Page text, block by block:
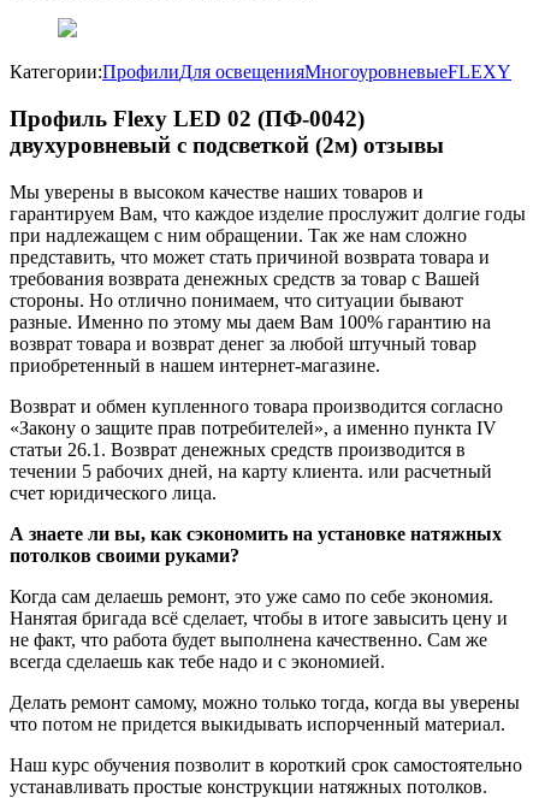
Категории:ПрофилиДля освещенияМногоуровневыеFLEXY
Профиль Flexy LED 02 (ПФ-0042)
двухуровневый с подсветкой (2м) отзывы
Мы уверены в высоком качестве наших товаров и
гарантируем Вам, что каждое изделие прослужит долгие годы
при надлежащем с ним обращении. Так же нам сложно
представить, что может стать причиной возврата товара и
требования возврата денежных средств за товар с Вашей
стороны. Но отлично понимаем, что ситуации бывают
разные. Именно по этому мы даем Вам 100% гарантию на
возврат товара и возврат денег за любой штучный товар
приобретенный в нашем интернет-магазине.
Возврат и обмен купленного товара производится согласно
«Закону о защите прав потребителей», а именно пункта IV
статьи 26.1. Возврат денежных средств производится в
течении 5 рабочих дней, на карту клиента. или расчетный
счет юридического лица.
А знаете ли вы, как сэкономить на установке натяжных
потолков своими руками?
Когда сам делаешь ремонт, это уже само по себе экономия.
Нанятая бригада всё сделает, чтобы в итоге завысить цену и
не факт, что работа будет выполнена качественно. Сам же
всегда сделаешь как тебе надо и с экономией.
Делать ремонт самому, можно только тогда, когда вы уверены
что потом не придется выкидывать испорченный материал.
Наш курс обучения позволит в короткий срок самостоятельно
устанавливать простые конструкции натяжных потолков.